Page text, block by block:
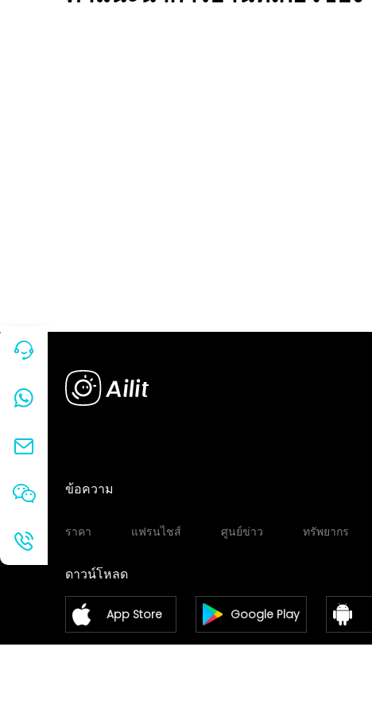
ข้อความ
ราคา แฟรนไชส์ ศูนย์ข่าว ทรัพยากร
ดาวน์โหลด
App Store Google Play